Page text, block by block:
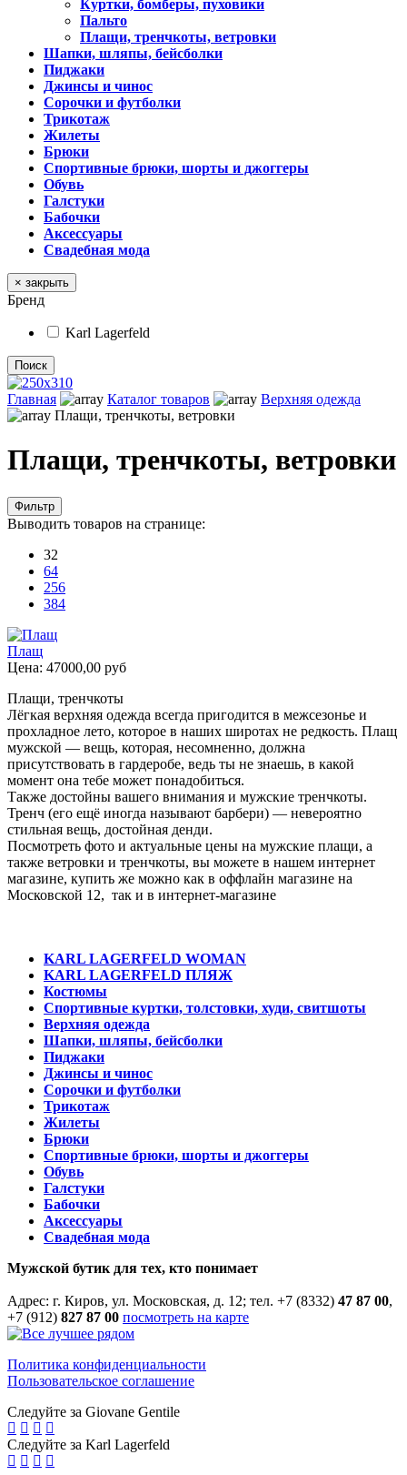
Куртки, бомберы, пуховики
Пальто
Плащи, тренчкоты, ветровки
Шапки, шляпы, бейсболки
Пиджаки
Джинсы и чинос
Сорочки и футболки
Трикотаж
Жилеты
Брюки
Спортивные брюки, шорты и джоггеры
Обувь
Галстуки
Бабочки
Аксессуары
Свадебная мода
× закрыть
Бренд
Karl Lagerfeld
Поиск
Главная Каталог товаров
Верхняя одежда
Плащи, тренчкоты, ветровки
Плащи, тренчкоты, ветровки
Фильтр
Выводить товаров на странице:
32
64
256
384
Плащ
Цена: 47000,00 руб
Плащи, тренчкоты
Лёгкая верхняя одежда всегда пригодится в межсезонье и
прохладное лето, которое в наших широтах не редкость. Плащ
мужской — вещь, которая, несомненно, должна
присутствовать в гардеробе, ведь ты не знаешь, в какой
момент она тебе может понадобиться.
Также достойны вашего внимания и мужские тренчкоты.
Тренч (его ещё иногда называют барбери) — невероятно
стильная вещь, достойная денди.
Посмотреть фото и актуальные цены на мужские плащи, а
также ветровки и тренчкоты, вы можете в нашем интернет
магазине, купить же можно как в оффлайн магазине на
Московской 12, так и в интернет-магазине
KARL LAGERFELD WOMAN
KARL LAGERFELD ПЛЯЖ
Костюмы
Спортивные куртки, толстовки, худи, свитшоты
Верхняя одежда
Шапки, шляпы, бейсболки
Пиджаки
Джинсы и чинос
Сорочки и футболки
Трикотаж
Жилеты
Брюки
Спортивные брюки, шорты и джоггеры
Обувь
Галстуки
Бабочки
Аксессуары
Свадебная мода
Мужской бутик для тех, кто понимает
Адрес: г. Киров, ул. Московская, д. 12; тел. +7 (8332) 47 87 00,
+7 (912) 827 87 00 посмотреть на карте
Политика конфиденциальности
Пользовательское соглашение
Следуйте за Giovane Gentile
Следуйте за Karl Lagerfeld